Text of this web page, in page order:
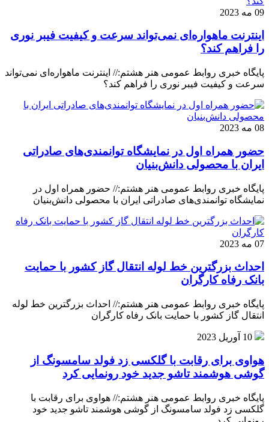
09 مه 2023
اینترنت ماهواره‌ای نمی‌تواند سرعت و کیفیت فیبر نوری
را فراهم کند؟
پایگاه خبری روابط عمومی هنر هشتم:// اینترنت ماهواره‌ای نمی‌تواند
سرعت و کیفیت فیبر نوری را فراهم کند؟
08 مه 2023
حضور همراه اول در نمایشگاه توانمندی‌های صادراتی
ایران با محصولی دانش‌بنیان
پایگاه خبری روابط عمومی هنر هشتم:// حضور همراه اول در
نمایشگاه توانمندی‌های صادراتی ایران با محصولی دانش‌بنیان
07 مه 2023
احداث بزرگترین خط لوله انتقال گاز کشور با حمایت
بانک رفاه کارگران
پایگاه خبری روابط عمومی هنر هشتم:// احداث بزرگترین خط لوله
انتقال گاز کشور با حمایت بانک رفاه کارگران
10 آوریل 2023
هواوی برای رقابت با گلکسی زد فولد سامسونگ از
گوشی هوشمند تاشو جدید خود رونمایی کرد
پایگاه خبری روابط عمومی هنر هشتم:// هواوی برای رقابت با
گلکسی زد فولد سامسونگ از گوشی هوشمند تاشو جدید خود